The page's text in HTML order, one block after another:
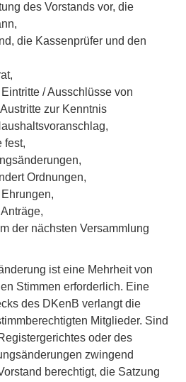
des Vorstands vor, die
die Kassenprüfer und den
/ Ausschlüsse von
zur Kenntnis
fest,
Ordnungen,
der nächsten Versammlung
ist eine Mehrheit von
Stimmen erforderlich. Eine
des DKenB verlangt die
Mitglieder. Sind
oder des
zwingend
berechtigt, die Satzung